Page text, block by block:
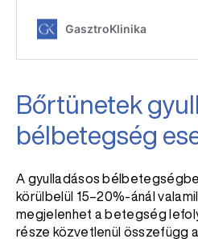
Bőrtünetek
bélbetegség
A gyulladásos
körülbelül 15–20%-ánál
megjelenhet a betegség
része közvetlenül összefügg